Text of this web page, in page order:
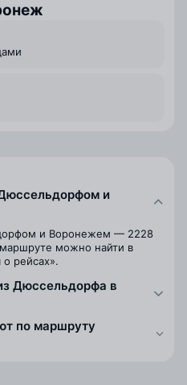
и
и Воронежем — 2228
можно найти в
рейсах».
Дюссельдорфа в
по маршруту